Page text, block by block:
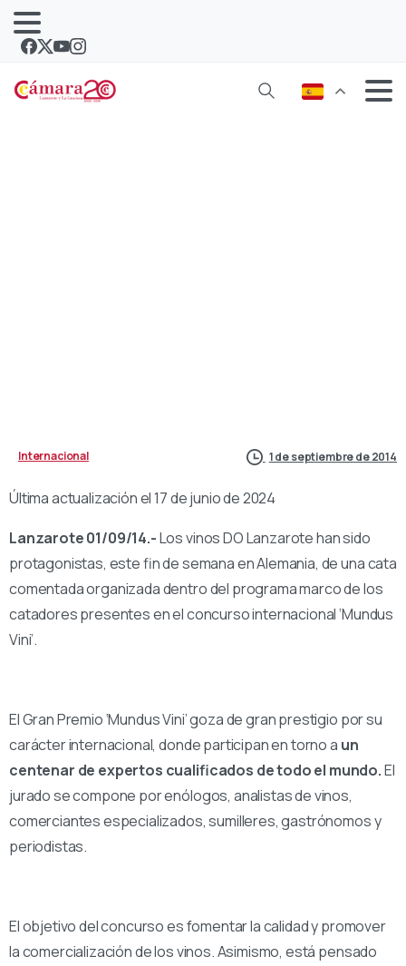
Internacional 1 de septiembre de 2014
Última actualización el 17 de junio de 2024
Lanzarote 01/09/14.-Los vinos DO Lanzarote han sido
protagonistas, este fin de semana en Alemania, de una cata
comentada organizada dentro del programa marco de los
catadores presentes en el concurso internacional ‘Mundus
Vini’.
El Gran Premio ‘Mundus Vini’ goza de gran prestigio por su
carácter internacional, donde participan en torno a un
centenar de expertos cualificados de todo el mundo.El
jurado se compone por enólogos, analistas de vinos,
comerciantes especializados, sumilleres, gastrónomos y
periodistas.
El objetivo del concurso es fomentar la calidad y promover
la comercialización de los vinos. Asimismo, está pensado